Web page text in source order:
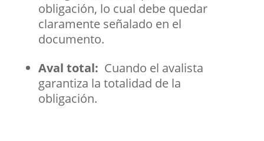
obligación, lo cual debe quedar
claramente señalado en el
documento.
Aval total: Cuando el avalista
garantiza la totalidad de la
obligación.